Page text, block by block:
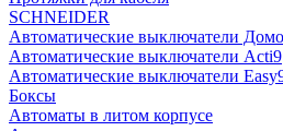
SCHNEIDER
Автоматические выключатели
Автоматические выключатели Acti9
Автоматические выключатели
Боксы
Автоматы в литом корпусе